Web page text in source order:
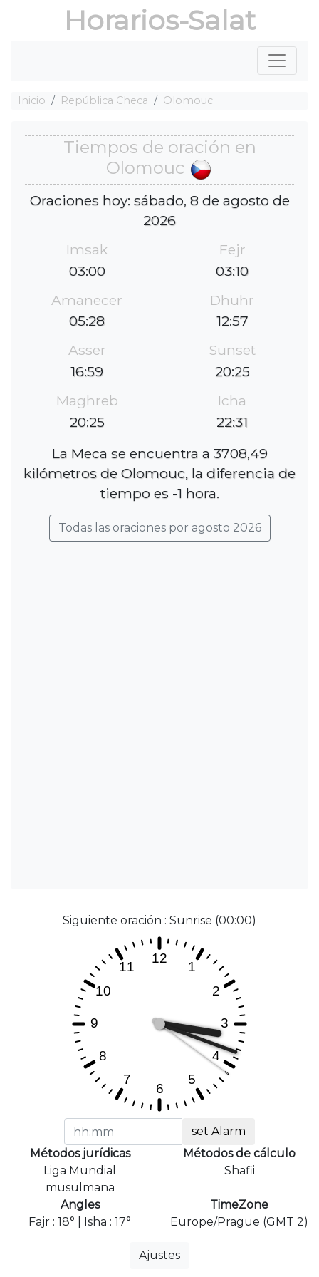
Horarios-Salat
Inicio República Checa Olomouc
Tiempos de oración en
Olomouc
Oraciones hoy: sábado, 8 de agosto de
2026
Imsak
03:00
Fejr
03:10
Amanecer
05:28
Dhuhr
12:57
Asser
16:59
Sunset
20:25
Maghreb
20:25
Icha
22:31
La Meca se encuentra a 3708,49
kilómetros de Olomouc, la diferencia de
tiempo es -1 hora.
Todas las oraciones por agosto 2026
Siguiente oración : Sunrise (00:00)
set Alarm
Métodos jurídicas
Liga Mundial
musulmana
Métodos de cálculo
Shafii
Angles
Fajr : 18° | Isha : 17°
TimeZone
Europe/Prague (GMT 2)
Ajustes